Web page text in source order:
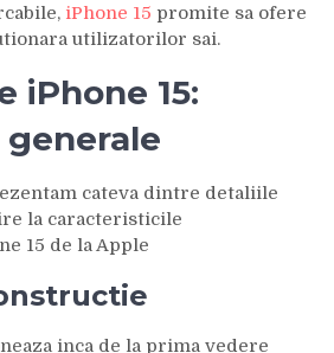
iPhone 15 promite sa ofere
utilizatorilor sai.
iPhone 15:
cateva dintre detaliile
la caracteristicile
15 de la Apple
inca de la prima vedere